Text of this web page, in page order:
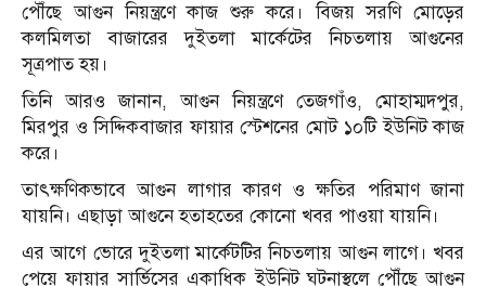
পৌঁছে আগুন নিয়ন্ত্রণে কাজ শুরু করে। বিজয় সরণি মোড়ের
কলমিলতা বাজারের দুইতলা মার্কেটের নিচতলায় আগুনের
সূত্রপাত হয়।
তিনি আরও জানান, আগুন নিয়ন্ত্রণে তেজগাঁও, মোহাম্মদপুর,
মিরপুর ও সিদ্দিকবাজার ফায়ার স্টেশনের মোট ১০টি ইউনিট কাজ
করে।
তাৎক্ষণিকভাবে আগুন লাগার কারণ ও ক্ষতির পরিমাণ জানা
যায়নি। এছাড়া আগুনে হতাহতের কোনো খবর পাওয়া যায়নি।
এর আগে ভোরে দুইতলা মার্কেটটির নিচতলায় আগুন লাগে। খবর
পেয়ে ফায়ার সার্ভিসের একাধিক ইউনিট ঘটনাস্থলে পৌঁছে আগুন